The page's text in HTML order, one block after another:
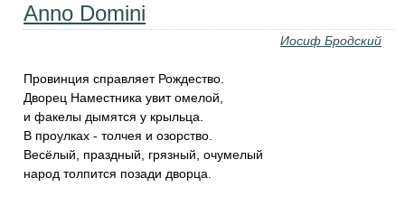
Anno Domini
Иосиф Бродский
Провинция справляет Рождество.
Дворец Наместника увит омелой,
и факелы дымятся у крыльца.
В проулках - толчея и озорство.
Весёлый, праздный, грязный, очумелый
народ толпится позади дворца.